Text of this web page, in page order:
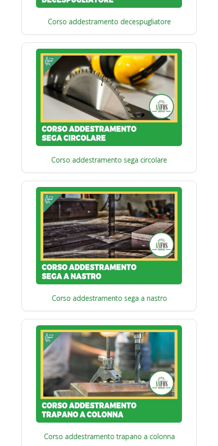
Corso addestramento decespugliatore
Corso addestramento sega circolare
Corso addestramento sega a nastro
Corso addestramento trapano a colonna